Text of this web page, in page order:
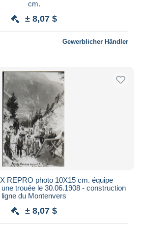
cm.
± 8,07 $
Gewerblicher Händler
REPRO photo 10X15 cm. équipe
trouée le 30.06.1908 - construction
ligne du Montenvers
± 8,07 $